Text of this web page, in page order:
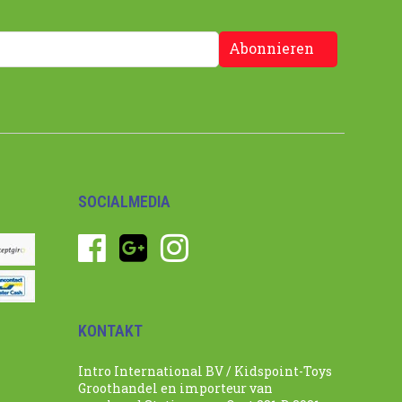
Abonnieren
SOCIALMEDIA
KONTAKT
Intro International BV / Kidspoint-Toys
Groothandel en importeur van